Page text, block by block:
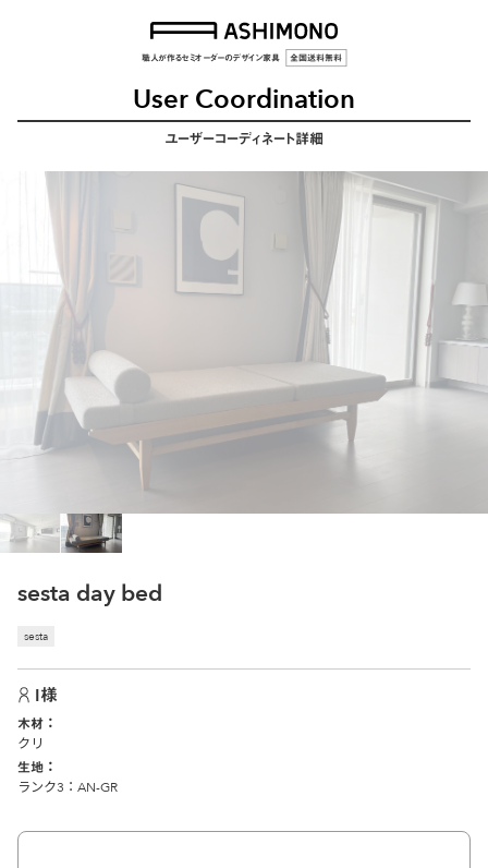
職人が作るセミオーダーのデザイン家具 全国送料無料
User Coordination
ユーザーコーディネート詳細
sesta day bed
sesta
I様
木材
クリ
生地
ランク3：AN-GR